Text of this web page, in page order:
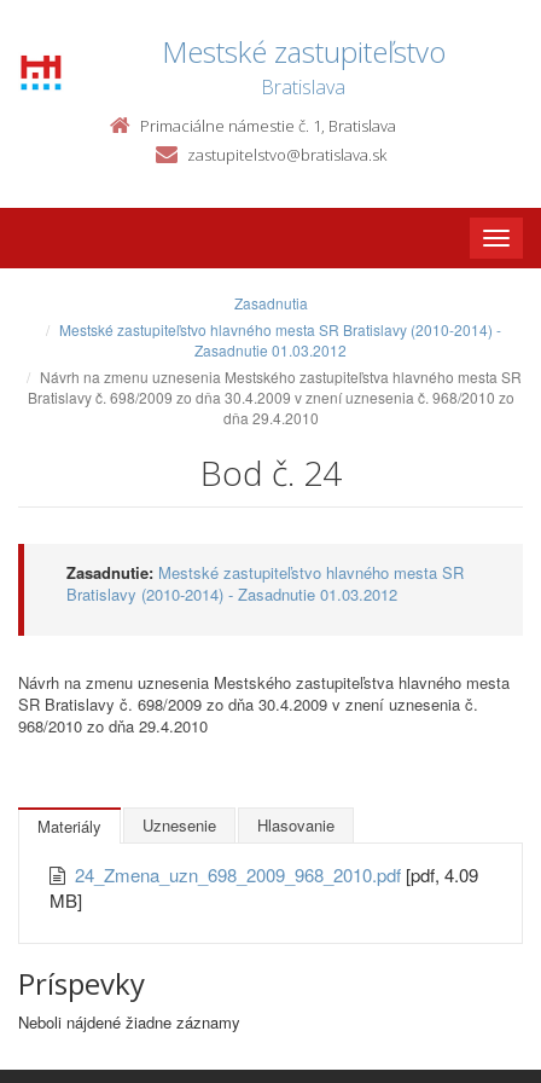
Mestské zastupiteľstvo
Bratislava
Primaciálne námestie č. 1, Bratislava
zastupitelstvo@bratislava.sk
Toggle
Zasadnutia
Mestské zastupiteľstvo hlavného mesta SR Bratislavy (2010-2014) -
Zasadnutie 01.03.2012
Návrh na zmenu uznesenia Mestského zastupiteľstva hlavného mesta SR
Bratislavy č. 698/2009 zo dňa 30.4.2009 v znení uznesenia č. 968/2010 zo
dňa 29.4.2010
Bod č. 24
Zasadnutie: Mestské zastupiteľstvo hlavného mesta SR
Bratislavy (2010-2014) - Zasadnutie 01.03.2012
Návrh na zmenu uznesenia Mestského zastupiteľstva hlavného mesta
SR Bratislavy č. 698/2009 zo dňa 30.4.2009 v znení uznesenia č.
968/2010 zo dňa 29.4.2010
Materiály Uznesenie Hlasovanie
24_Zmena_uzn_698_2009_968_2010.pdf [pdf, 4.09
MB]
Príspevky
Neboli nájdené žiadne záznamy